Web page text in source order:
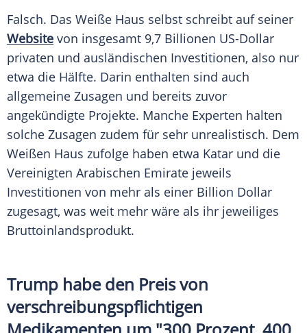
Falsch. Das Weiße Haus selbst schreibt auf seiner
Website von insgesamt 9,7 Billionen US-Dollar
privaten und ausländischen Investitionen, also nur
etwa die Hälfte. Darin enthalten sind auch
allgemeine Zusagen und bereits zuvor
angekündigte Projekte. Manche Experten halten
solche Zusagen zudem für sehr unrealistisch. Dem
Weißen Haus zufolge haben etwa Katar und die
Vereinigten Arabischen Emirate jeweils
Investitionen von mehr als einer Billion Dollar
zugesagt, was weit mehr wäre als ihr jeweiliges
Bruttoinlandsprodukt.
Trump habe den Preis von
verschreibungspflichtigen